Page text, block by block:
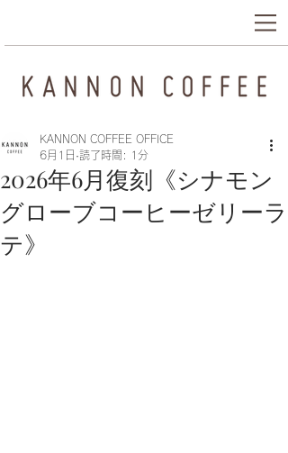
2026年6月復刻《シナモン
グローブコーヒーゼリーラ
テ》
KANNON COFFEE OFFICE
6月1日 読了時間: 1分